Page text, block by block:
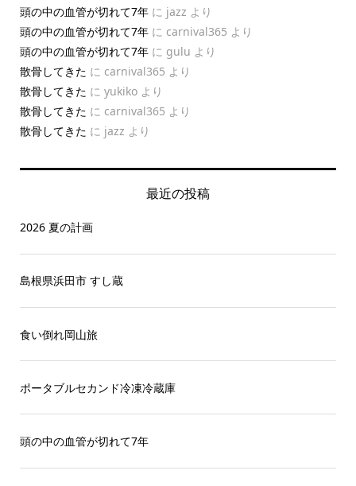
頭の中の血管が切れて7年に jazz より
頭の中の血管が切れて7年に carnival365 より
頭の中の血管が切れて7年に gulu より
散骨してきた に carnival365 より
散骨してきた に yukikoより
散骨してきた に carnival365 より
散骨してきた に jazz より
最近の投稿
2026 夏の計画
島根県浜田市 すし蔵
食い倒れ岡山旅
ポータブルセカンド冷凍冷蔵庫
頭の中の血管が切れて7年